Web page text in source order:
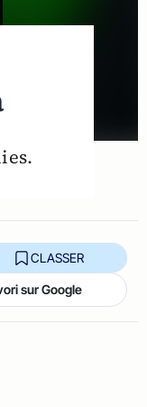
CLASSER
sur Google